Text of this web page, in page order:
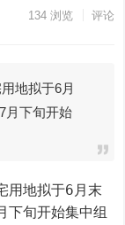
134浏览 评论
地拟于6月
月下旬开始
下旬开始集中组